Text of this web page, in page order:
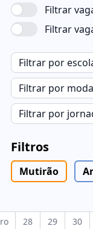
Filtrar
Filtrar
Filtrar por
Filtrar por
Filtrar por
Filtros
Mutirão
28 29 30